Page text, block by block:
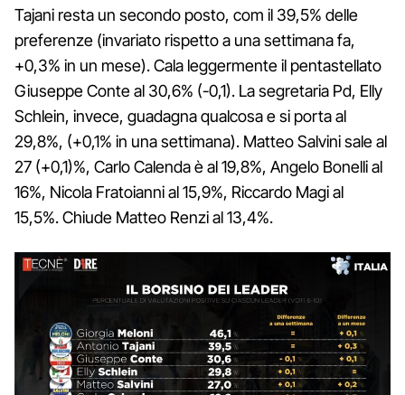
Tajani resta un secondo posto, com il 39,5% delle
preferenze (invariato rispetto a una settimana fa,
+0,3% in un mese). Cala leggermente il pentastellato
Giuseppe Conte al 30,6% (-0,1). La segretaria Pd, Elly
Schlein, invece, guadagna qualcosa e si porta al
29,8%, (+0,1% in una settimana). Matteo Salvini sale al
27 (+0,1)%, Carlo Calenda è al 19,8%, Angelo Bonelli al
16%, Nicola Fratoianni al 15,9%, Riccardo Magi al
15,5%. Chiude Matteo Renzi al 13,4%.